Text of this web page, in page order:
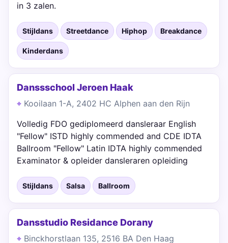
in 3 zalen.
Stijldans Streetdance Hiphop Breakdance
Kinderdans
Danssschool Jeroen Haak
Kooilaan 1-A, 2402 HC Alphen aan den Rijn
Volledig FDO gediplomeerd dansleraar English
"Fellow" ISTD highly commended and CDE IDTA
Ballroom "Fellow" Latin IDTA highly commended
Examinator & opleider dansleraren opleiding
Stijldans Salsa Ballroom
Dansstudio Residance Dorany
Binckhorstlaan 135, 2516 BA Den Haag